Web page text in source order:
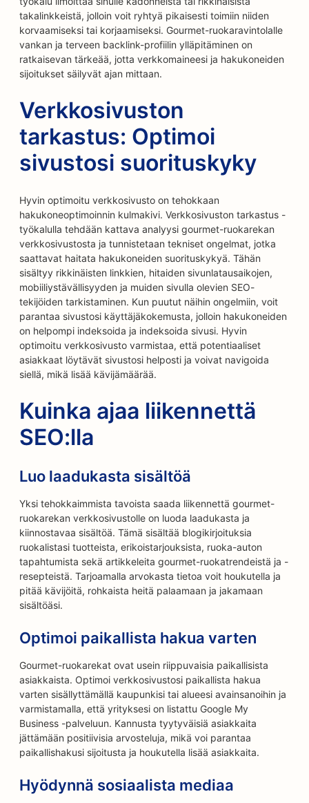
takalinkkeistä, jolloin voit ryhtyä pikaisesti toimiin niiden
korvaamiseksi tai korjaamiseksi. Gourmet-ruokaravintolalle
vankan ja terveen backlink-profiilin ylläpitäminen on
ratkaisevan tärkeää, jotta verkkomaineesi ja hakukoneiden
sijoitukset säilyvät ajan mittaan.
Verkkosivuston
tarkastus: Optimoi
sivustosi suorituskyky
Hyvin optimoitu verkkosivusto on tehokkaan
hakukoneoptimoinnin kulmakivi. Verkkosivuston tarkastus -
työkalulla tehdään kattava analyysi gourmet-ruokarekan
verkkosivustosta ja tunnistetaan tekniset ongelmat, jotka
saattavat haitata hakukoneiden suorituskykyä. Tähän
sisältyy rikkinäisten linkkien, hitaiden sivunlatausaikojen,
mobiiliystävällisyyden ja muiden sivulla olevien SEO-
tekijöiden tarkistaminen. Kun puutut näihin ongelmiin, voit
parantaa sivustosi käyttäjäkokemusta, jolloin hakukoneiden
on helpompi indeksoida ja indeksoida sivusi. Hyvin
optimoitu verkkosivusto varmistaa, että potentiaaliset
asiakkaat löytävät sivustosi helposti ja voivat navigoida
siellä, mikä lisää kävijämäärää.
Kuinka ajaa liikennettä
SEO:lla
Luo laadukasta sisältöä
Yksi tehokkaimmista tavoista saada liikennettä gourmet-
ruokarekan verkkosivustolle on luoda laadukasta ja
kiinnostavaa sisältöä. Tämä sisältää blogikirjoituksia
ruokalistasi tuotteista, erikoistarjouksista, ruoka-auton
tapahtumista sekä artikkeleita gourmet-ruokatrendeistä ja -
resepteistä. Tarjoamalla arvokasta tietoa voit houkutella ja
pitää kävijöitä, rohkaista heitä palaamaan ja jakamaan
sisältöäsi.
Optimoi paikallista hakua varten
Gourmet-ruokarekat ovat usein riippuvaisia paikallisista
asiakkaista. Optimoi verkkosivustosi paikallista hakua
varten sisällyttämällä kaupunkisi tai alueesi avainsanoihin ja
varmistamalla, että yrityksesi on listattu Google My
Business -palveluun. Kannusta tyytyväisiä asiakkaita
jättämään positiivisia arvosteluja, mikä voi parantaa
paikallishakusi sijoitusta ja houkutella lisää asiakkaita.
Hyödynnä sosiaalista mediaa